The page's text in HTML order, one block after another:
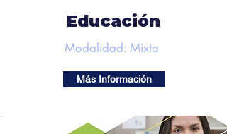
Educación
Modalidad: Mixta
Más Información